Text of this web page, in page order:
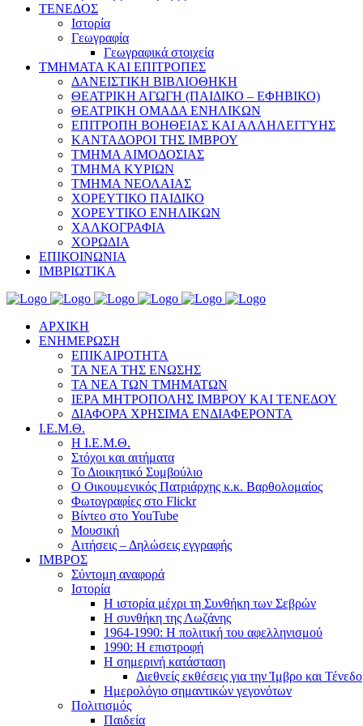
ΤΕΝΕΔΟΣ
Ιστορία
Γεωγραφία
Γεωγραφικά στοιχεία
ΤΜΗΜΑΤΑ ΚΑΙ ΕΠΙΤΡΟΠΕΣ
ΔΑΝΕΙΣΤΙΚΗ ΒΙΒΛΙΟΘΗΚΗ
ΘΕΑΤΡΙΚΗ ΑΓΩΓΗ (ΠΑΙΔΙΚΟ – ΕΦΗΒΙΚΟ)
ΘΕΑΤΡΙΚΗ ΟΜΑΔΑ ΕΝΗΛΙΚΩΝ
ΕΠΙΤΡΟΠΗ ΒΟΗΘΕΙΑΣ ΚΑΙ ΑΛΛΗΛΕΓΓΥΗΣ
ΚΑΝΤΑΔΟΡΟΙ ΤΗΣ ΙΜΒΡΟΥ
ΤΜΗΜΑ ΑΙΜΟΔΟΣΙΑΣ
ΤΜΗΜΑ ΚΥΡΙΩΝ
ΤΜΗΜΑ ΝΕΟΛΑΙΑΣ
ΧΟΡΕΥΤΙΚΟ ΠΑΙΔΙΚΟ
ΧΟΡΕΥΤΙΚΟ ΕΝΗΛΙΚΩΝ
ΧΑΛΚΟΓΡΑΦΙΑ
ΧΟΡΩΔΙΑ
ΕΠΙΚΟΙΝΩΝΙΑ
ΙΜΒΡΙΩΤΙΚΑ
ΑΡΧΙΚΗ
ΕΝΗΜΕΡΩΣΗ
ΕΠΙΚΑΙΡΟΤΗΤΑ
ΤΑ ΝΕΑ ΤΗΣ ΕΝΩΣΗΣ
ΤΑ ΝΕΑ ΤΩΝ ΤΜΗΜΑΤΩΝ
ΙΕΡΑ ΜΗΤΡΟΠΟΛΗΣ ΙΜΒΡΟΥ ΚΑΙ ΤΕΝΕΔΟΥ
ΔΙΑΦΟΡΑ ΧΡΗΣΙΜΑ ΕΝΔΙΑΦΕΡΟΝΤΑ
Ι.Ε.Μ.Θ.
Η Ι.Ε.Μ.Θ.
Στόχοι και αιτήματα
Το Διοικητικό Συμβούλιο
Ο Οικουμενικός Πατριάρχης κ.κ. Βαρθολομαίος
Φωτογραφίες στο Flickr
Βίντεο στο YouTube
Μουσική
Αιτήσεις – Δηλώσεις εγγραφής
ΙΜΒΡΟΣ
Σύντομη αναφορά
Ιστορία
Η ιστορία μέχρι τη Συνθήκη των Σεβρών
Η συνθήκη της Λωζάνης
1964-1990: Η πολιτική του αφελληνισμού
1990: Η επιστροφή
Η σημερινή κατάσταση
Διεθνείς εκθέσεις για την Ίμβρο και Τένεδο
Ημερολόγιο σημαντικών γεγονότων
Πολιτισμός
Παιδεία